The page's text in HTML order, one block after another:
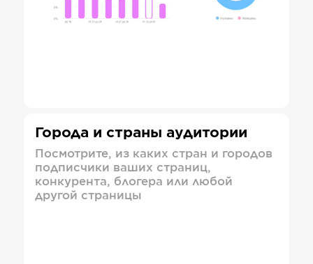
Города и страны аудитории
Посмотрите, из каких стран и городов
подписчики ваших страниц,
конкурента, блогера или любой
другой страницы